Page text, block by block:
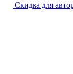
Скидка для